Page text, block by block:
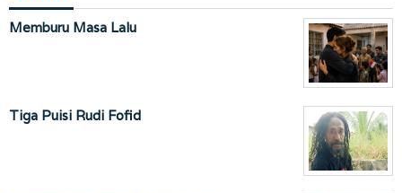
Memburu Masa Lalu
Tiga Puisi Rudi Fofid